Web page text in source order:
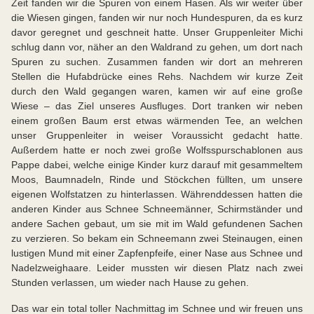
Zeit fanden wir die Spuren von einem Hasen. Als wir weiter über
die Wiesen gingen, fanden wir nur noch Hundespuren, da es kurz
davor geregnet und geschneit hatte. Unser Gruppenleiter Michi
schlug dann vor, näher an den Waldrand zu gehen, um dort nach
Spuren zu suchen. Zusammen fanden wir dort an mehreren
Stellen die Hufabdrücke eines Rehs. Nachdem wir kurze Zeit
durch den Wald gegangen waren, kamen wir auf eine große
Wiese – das Ziel unseres Ausfluges. Dort tranken wir neben
einem großen Baum erst etwas wärmenden Tee, an welchen
unser Gruppenleiter in weiser Voraussicht gedacht hatte.
Außerdem hatte er noch zwei große Wolfsspurschablonen aus
Pappe dabei, welche einige Kinder kurz darauf mit gesammeltem
Moos, Baumnadeln, Rinde und Stöckchen füllten, um unsere
eigenen Wolfstatzen zu hinterlassen. Währenddessen hatten die
anderen Kinder aus Schnee Schneemänner, Schirmständer und
andere Sachen gebaut, um sie mit im Wald gefundenen Sachen
zu verzieren. So bekam ein Schneemann zwei Steinaugen, einen
lustigen Mund mit einer Zapfenpfeife, einer Nase aus Schnee und
Nadelzweighaare. Leider mussten wir diesen Platz nach zwei
Stunden verlassen, um wieder nach Hause zu gehen.
Das war ein total toller Nachmittag im Schnee und wir freuen uns